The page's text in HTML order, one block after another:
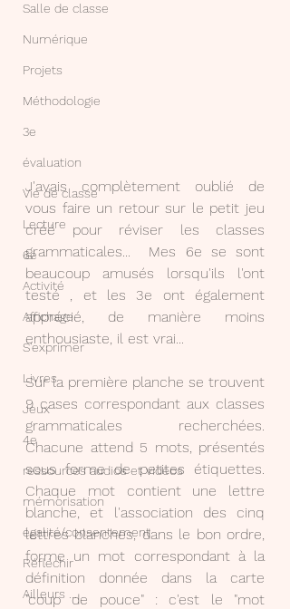
Salle de classe
Numérique
Projets
Méthodologie
3e
évaluation
Vie de classe
Lecture
6e
Activité
Affichage
S'exprimer
Livres
Jeux
4e
ressources audios et videos
mémorisation
égalité/consentement
Réfléchir
Ailleurs ...
J'avais complètement oublié de
vous faire un retour sur le petit jeu
créé pour réviser les classes
grammaticales...  Mes 6e se sont
beaucoup amusés lorsqu'ils l'ont
testé , et les 3e ont également
apprécié, de manière moins
enthousiaste, il est vrai...
Sur la première planche se trouvent
9 cases correspondant aux classes
grammaticales recherchées.
Chacune attend 5 mots, présentés
sous forme de petites étiquettes.
Chaque mot contient une lettre
blanche, et l'association des cinq
lettres blanches, dans le bon ordre,
forme un mot correspondant à la
définition donnée dans la carte
"coup de pouce" : c'est le "mot